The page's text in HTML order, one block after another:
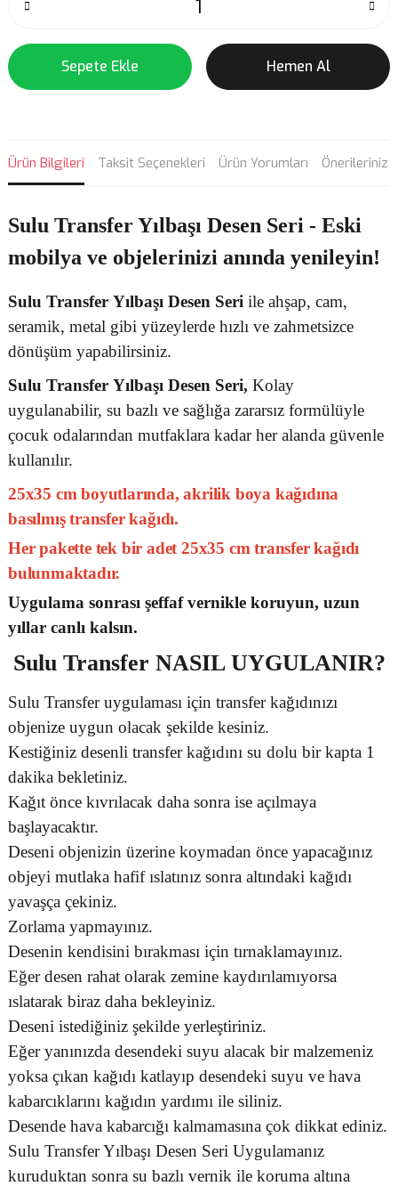
Sepete Ekle Hemen Al
Ürün Bilgileri Taksit Seçenekleri Ürün Yorumları Önerileriniz
Sulu Transfer Yılbaşı Desen Seri - Eski
mobilya ve objelerinizi anında yenileyin!
Sulu Transfer Yılbaşı Desen Seri ile ahşap, cam,
seramik, metal gibi yüzeylerde hızlı ve zahmetsizce
dönüşüm yapabilirsiniz.
Sulu Transfer Yılbaşı Desen Seri, Kolay
uygulanabilir, su bazlı ve sağlığa zararsız formülüyle
çocuk odalarından mutfaklara kadar her alanda güvenle
kullanılır.
25x35 cm boyutlarında, akrilik boya kağıdına
basılmış transfer kağıdı.
Her pakette tek bir adet 25x35 cm transfer kağıdı
bulunmaktadır.
Uygulama sonrası şeffaf vernikle koruyun, uzun
yıllar canlı kalsın.
Sulu Transfer NASIL UYGULANIR?
Sulu Transfer uygulaması için transfer kağıdınızı
objenize uygun olacak şekilde kesiniz.
Kestiğiniz desenli transfer kağıdını su dolu bir kapta 1
dakika bekletiniz.
Kağıt önce kıvrılacak daha sonra ise açılmaya
başlayacaktır.
Deseni objenizin üzerine koymadan önce yapacağınız
objeyi mutlaka hafif ıslatınız sonra altındaki kağıdı
yavaşça çekiniz.
Zorlama yapmayınız.
Desenin kendisini bırakması için tırnaklamayınız.
Eğer desen rahat olarak zemine kaydırılamıyorsa
ıslatarak biraz daha bekleyiniz.
Deseni istediğiniz şekilde yerleştiriniz.
Eğer yanınızda desendeki suyu alacak bir malzemeniz
yoksa çıkan kağıdı katlayıp desendeki suyu ve hava
kabarcıklarını kağıdın yardımı ile siliniz.
Desende hava kabarcığı kalmamasına çok dikkat ediniz.
Sulu Transfer Yılbaşı Desen Seri Uygulamanız
kuruduktan sonra su bazlı vernik ile koruma altına